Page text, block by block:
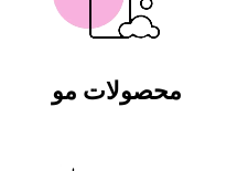
محصولات مو